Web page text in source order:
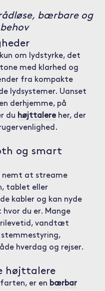
bærbare og
om lydstyrke, det
med klarhed og
fra kompakte
lydsystemer. Uanset
derhjemme, på
du højttalereher, der
og smart
at streame
tablet eller
kabler og kan nyde
du er. Mange
vandtæt
hverdag og rejser.
højttalere
farten, er en bærbar